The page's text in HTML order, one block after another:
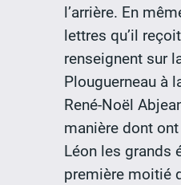
l’arrière. En
lettres qu’il
renseignent sur
Plouguerneau à
René-Noël
manière dont
Léon les grands
première moitié